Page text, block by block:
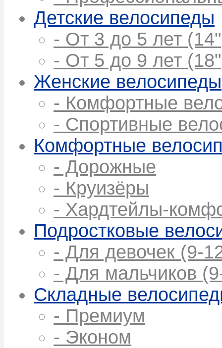
Детские велосипеды
- От 3 до 5 лет
- От 5 до 9 лет
Женские велосипеды
- Комфортные
- Спортивные
Комфортные
- Дорожные
- Круизёры
- Хардтейлы-
Подростковые
- Для девочек (9-
- Для мальчиков
Складные
- Премиум
- Эконом